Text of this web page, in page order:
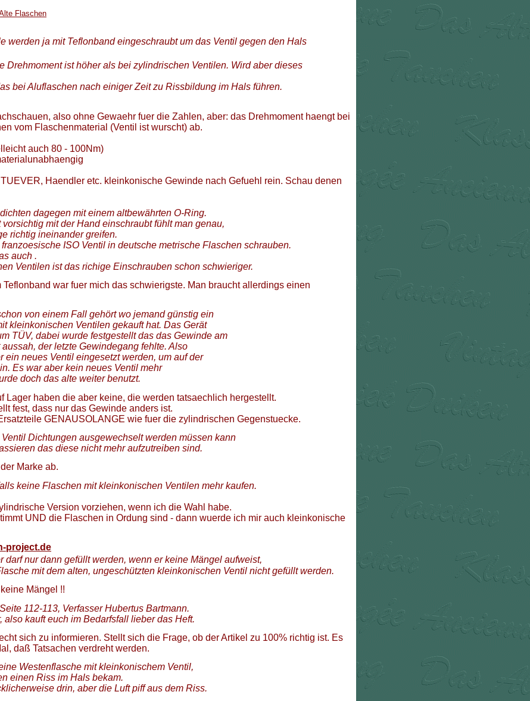
Flaschen
werden ja mit Teflonband eingeschraubt um das Ventil gegen den Hals
Drehmoment ist höher als bei zylindrischen Ventilen. Wird aber dieses
bei Aluflaschen nach einiger Zeit zu Rissbildung im Hals führen.
also ohne Gewaehr fuer die Zahlen, aber: das Drehmoment haengt bei
vom Flaschenmaterial (Ventil ist wurscht) ab.
auch 80 - 100Nm)
Haendler etc. kleinkonische Gewinde nach Gefuehl rein. Schau denen
dagegen mit einem altbewährten O-Ring.
vorsichtig mit der Hand einschraubt fühlt man genau,
richtig ineinander greifen.
ISO Ventil in deutsche metrische Flaschen schrauben.
auch .
Ventilen ist das richige Einschrauben schon schwieriger.
Teflonband war fuer mich das schwierigste. Man braucht allerdings einen
von einem Fall gehört wo jemand günstig ein
kleinkonischen Ventilen gekauft hat. Das Gerät
TÜV, dabei wurde festgestellt das das Gewinde am
der letzte Gewindegang fehlte. Also
ein neues Ventil eingesetzt werden, um auf der
Es war aber kein neues Ventil mehr
doch das alte weiter benutzt.
Lager haben die aber keine, die werden tatsaechlich hergestellt.
fest, dass nur das Gewinde anders ist.
GENAUSOLANGE wie fuer die zylindrischen Gegenstuecke.
Dichtungen ausgewechselt werden müssen kann
das diese nicht mehr aufzutreiben sind.
Marke ab.
keine Flaschen mit kleinkonischen Ventilen mehr kaufen.
Version vorziehen, wenn ich die Wahl habe.
UND die Flaschen in Ordung sind - dann wuerde ich mir auch kleinkonische
project.de
darf nur dann gefüllt werden, wenn er keine Mängel aufweist,
mit dem alten, ungeschützten kleinkonischen Ventil nicht gefüllt werden.
Mängel !!
112-113, Verfasser Hubertus Bartmann.
also kauft euch im Bedarfsfall lieber das Heft.
sich zu informieren. Stellt sich die Frage, ob der Artikel zu 100% richtig ist. Es
daß Tatsachen verdreht werden.
Westenflasche mit kleinkonischem Ventil,
einen Riss im Hals bekam.
drin, aber die Luft piff aus dem Riss.